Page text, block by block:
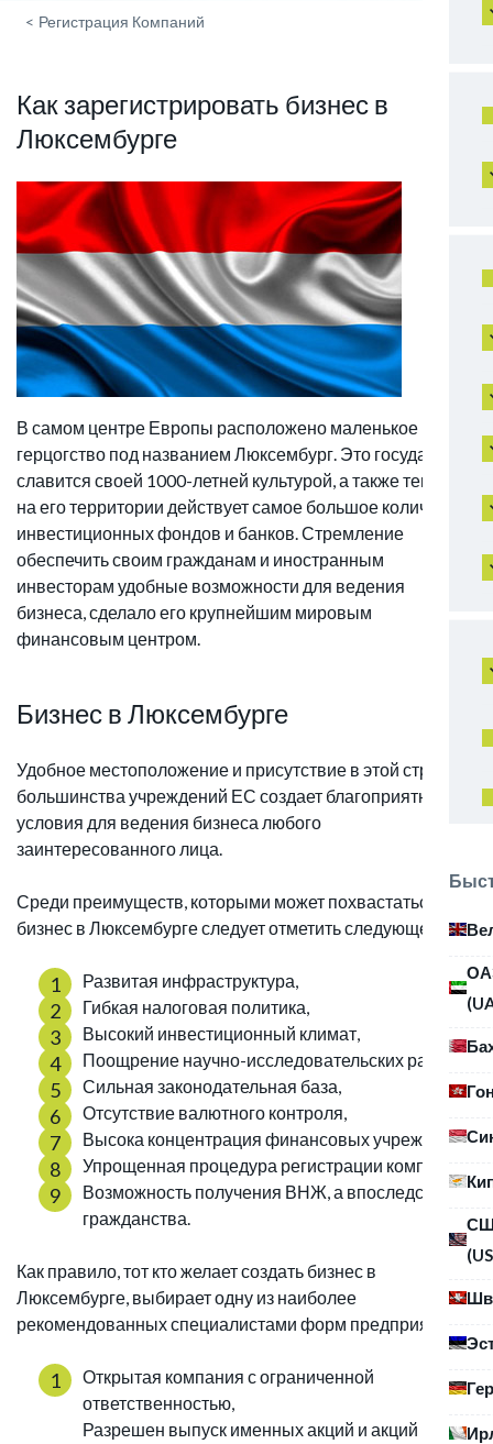
< Регистрация Компаний
Как зарегистрировать бизнес в
Люксембурге
В самом центре Европы расположено маленькое
герцогство под названием Люксембург. Это государство
славится своей 1000-летней культурой, а также тем, что
на его территории действует самое большое количество
инвестиционных фондов и банков. Стремление
обеспечить своим гражданам и иностранным
инвесторам удобные возможности для ведения
бизнеса, сделало его крупнейшим мировым
финансовым центром.
Бизнес в Люксембурге
Удобное местоположение и присутствие в этой стране
большинства учреждений ЕС создает благоприятные
условия для ведения бизнеса любого
заинтересованного лица.
Среди преимуществ, которыми может похвастаться
бизнес в Люксембурге следует отметить следующее:
Развитая инфраструктура,
Гибкая налоговая политика,
Высокий инвестиционный климат,
Поощрение научно-исследовательских работ,
Сильная законодательная база,
Отсутствие валютного контроля,
Высока концентрация финансовых учреждений,
Упрощенная процедура регистрации компаний,
Возможность получения ВНЖ, а впоследствии и
гражданства.
Как правило, тот кто желает создать бизнес в
Люксембурге, выбирает одну из наиболее
рекомендованных специалистами форм предприятий:
Открытая компания с ограниченной
ответственностью,
Разрешен выпуск именных акций и акций на